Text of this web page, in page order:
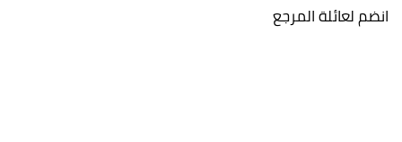
انضم لعائلة المرجع